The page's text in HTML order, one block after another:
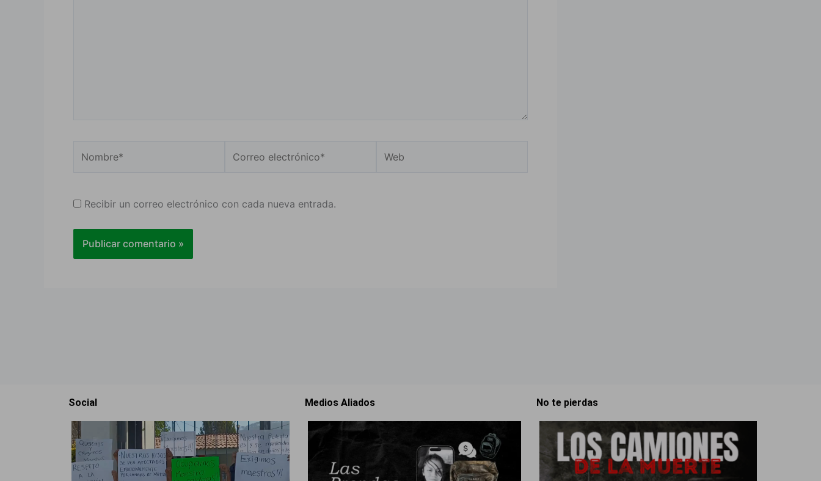
electrónico*
Recibir un correo electrónico con cada nueva entrada.
Social Medios Aliados No te pierdas